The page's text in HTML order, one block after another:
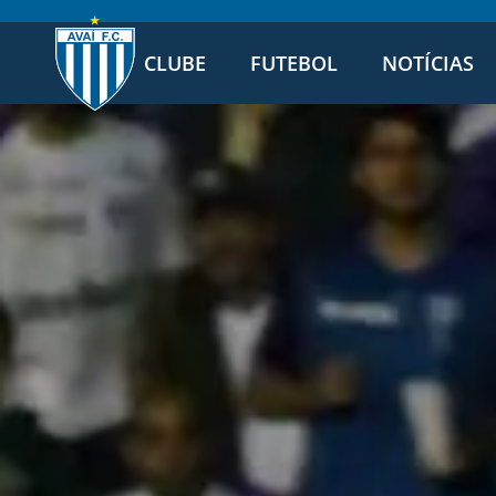
CLUBE FUTEBOL NOTÍCIAS